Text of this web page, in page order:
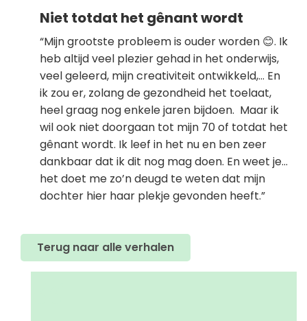
Niet totdat het gênant wordt
“Mijn grootste probleem is ouder worden 😊. Ik
heb altijd veel plezier gehad in het onderwijs,
veel geleerd, mijn creativiteit ontwikkeld,… En
ik zou er, zolang de gezondheid het toelaat,
heel graag nog enkele jaren bijdoen. Maar ik
wil ook niet doorgaan tot mijn 70 of totdat het
gênant wordt. Ik leef in het nu en ben zeer
dankbaar dat ik dit nog mag doen. En weet je…
het doet me zo’n deugd te weten dat mijn
dochter hier haar plekje gevonden heeft.”
Terug naar alle verhalen